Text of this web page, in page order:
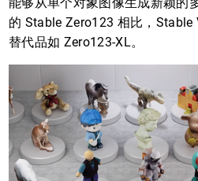
的 Stable Zero123 相比，
替代品如 Zero123-XL。